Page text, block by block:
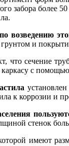
забора более 50
возведению
и
что сечение
с
к коррозии
стенок
имеют